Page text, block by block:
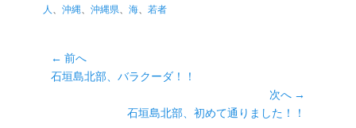
テ
グ
人
沖縄 沖縄県 海 若者
投
稿
← 前へ
前
石垣島北部、バラクーダ！！
次へ →
石垣島北部、初めて通りました！！